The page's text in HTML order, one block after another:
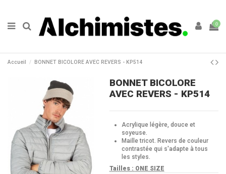
0
Accueil BONNET BICOLORE AVEC REVERS - KP514
BONNET BICOLORE
AVEC REVERS - KP514
Acrylique légère, douce et
soyeuse.
Maille tricot. Revers de couleur
contrastée qui s'adapte à tous
les styles.
Tailles : ONE SIZE